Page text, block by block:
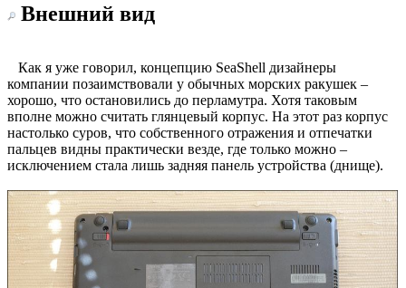
Внешний вид
Как я уже говорил, концепцию SeaShell дизайнеры
компании позаимствовали у обычных морских ракушек –
хорошо, что остановились до перламутра. Хотя таковым
вполне можно считать глянцевый корпус. На этот раз корпус
настолько суров, что собственного отражения и отпечатки
пальцев видны практически везде, где только можно –
исключением стала лишь задняя панель устройства (днище).